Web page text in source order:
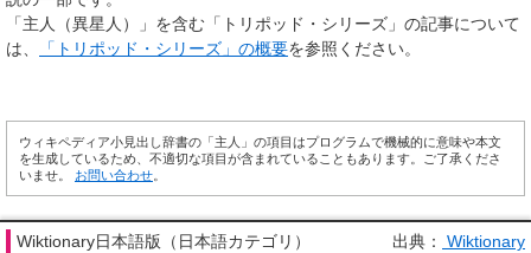
「主人（異星人）」を含む「トリポッド・シリーズ」の記事について
は、
「トリポッド・シリーズ」の概要を参照ください。
ウィキペディア小見出し辞書の「主人」の項目はプログラムで機械的に意味や本文
を生成しているため、不適切な項目が含まれていることもあります。ご了承くださ
いませ。 お問い合わせ
Wiktionary日本語版（日本語カテゴリ） 出典： Wiktionary